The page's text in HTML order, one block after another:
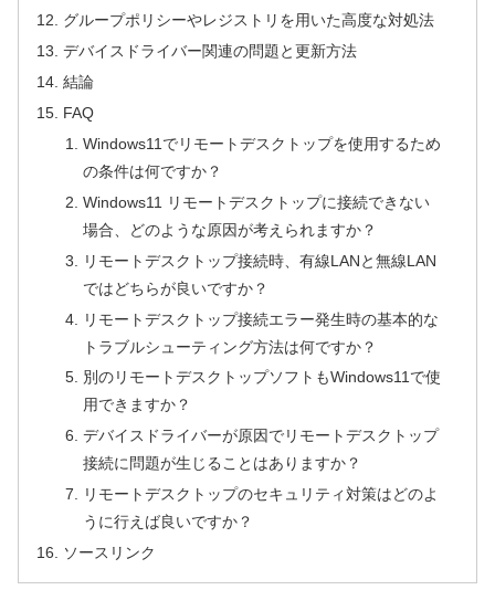
グループポリシーやレジストリを用いた高度な対処法
デバイスドライバー関連の問題と更新方法
結論
FAQ
Windows11でリモートデスクトップを使用するため
の条件は何ですか？
Windows11 リモートデスクトップに接続できない
場合、どのような原因が考えられますか？
リモートデスクトップ接続時、有線LANと無線LAN
ではどちらが良いですか？
リモートデスクトップ接続エラー発生時の基本的な
トラブルシューティング方法は何ですか？
別のリモートデスクトップソフトもWindows11で使
用できますか？
デバイスドライバーが原因でリモートデスクトップ
接続に問題が生じることはありますか？
リモートデスクトップのセキュリティ対策はどのよ
うに行えば良いですか？
ソースリンク